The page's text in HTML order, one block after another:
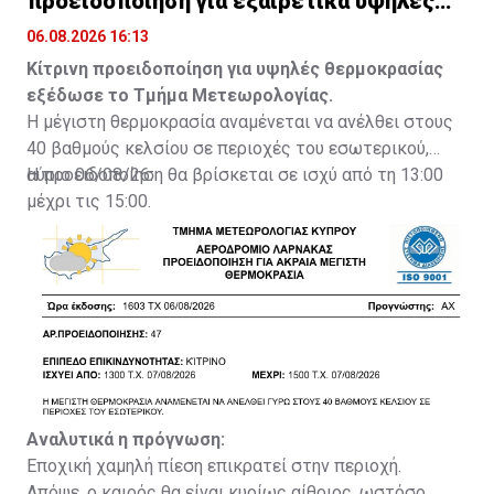
θερμοκρασίες
06.08.2026 16:13
Κίτρινη προειδοποίηση για υψηλές θερμοκρασίας
εξέδωσε το Τμήμα Μετεωρολογίας.
Η μέγιστη θερμοκρασία αναμένεται να ανέλθει στους
40 βαθμούς κελσίου σε περιοχές του εσωτερικού,
αύριο 06/08/26.
Η προειδοποίηση θα βρίσκεται σε ισχύ από τη 13:00
μέχρι τις 15:00.
Αναλυτικά η πρόγνωση:
Εποχική χαμηλή πίεση επικρατεί στην περιοχή.